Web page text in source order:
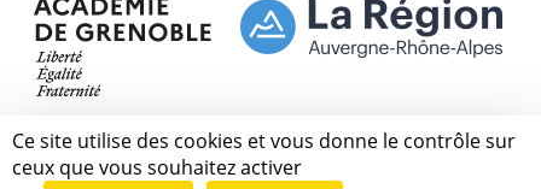
Ce site utilise des cookies et vous donne le contrôle sur
ceux que vous souhaitez activer